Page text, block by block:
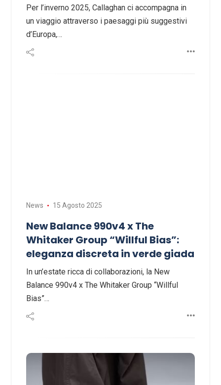
Per l’inverno 2025, Callaghan ci accompagna in
un viaggio attraverso i paesaggi più suggestivi
d’Europa,…
News 15 Agosto 2025
New Balance 990v4 x The
Whitaker Group “Willful Bias”:
eleganza discreta in verde giada
In un’estate ricca di collaborazioni, la New
Balance 990v4 x The Whitaker Group “Willful
Bias”…